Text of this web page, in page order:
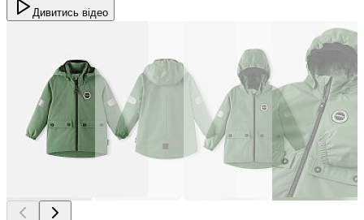
Дивитись відео